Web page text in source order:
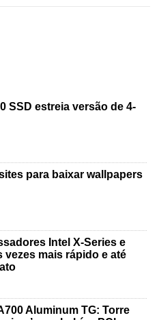
SSD estreia versão de 4-
para baixar wallpapers
Intel X-Series e
vezes mais rápido e até
Aluminum TG: Torre